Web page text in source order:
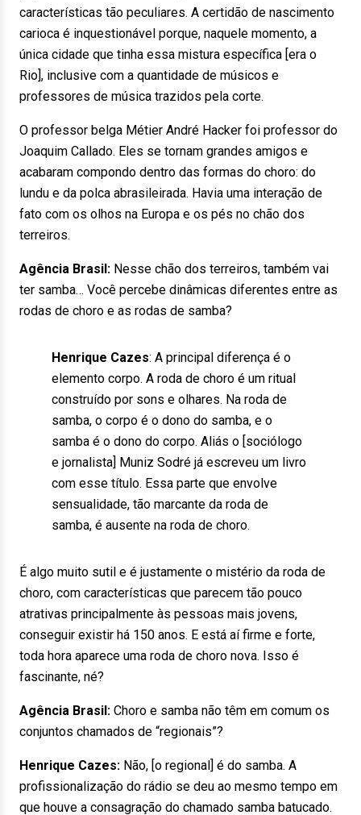
características tão peculiares. A certidão de nascimento
carioca é inquestionável porque, naquele momento, a
única cidade que tinha essa mistura específica [era o
Rio], inclusive com a quantidade de músicos e
professores de música trazidos pela corte.
O professor belga Métier André Hacker foi professor do
Joaquim Callado. Eles se tornam grandes amigos e
acabaram compondo dentro das formas do choro: do
lundu e da polca abrasileirada. Havia uma interação de
fato com os olhos na Europa e os pés no chão dos
terreiros.
Agência Brasil: Nesse chão dos terreiros, também vai
ter samba… Você percebe dinâmicas diferentes entre as
rodas de choro e as rodas de samba?
Henrique Cazes: A principal diferença é o
elemento corpo. A roda de choro é um ritual
construído por sons e olhares. Na roda de
samba, o corpo é o dono do samba, e o
samba é o dono do corpo. Aliás o [sociólogo
e jornalista] Muniz Sodré já escreveu um livro
com esse título. Essa parte que envolve
sensualidade, tão marcante da roda de
samba, é ausente na roda de choro.
É algo muito sutil e é justamente o mistério da roda de
choro, com características que parecem tão pouco
atrativas principalmente às pessoas mais jovens,
conseguir existir há 150 anos. E está aí firme e forte,
toda hora aparece uma roda de choro nova. Isso é
fascinante, né?
Agência Brasil: Choro e samba não têm em comum os
conjuntos chamados de “regionais”?
Henrique Cazes: Não, [o regional] é do samba. A
profissionalização do rádio se deu ao mesmo tempo em
que houve a consagração do chamado samba batucado.